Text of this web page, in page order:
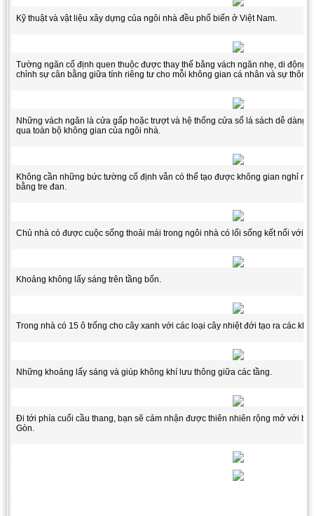
Kỹ thuật và vật liệu xây dựng của ngôi nhà đều phổ biến ở Việt Nam.
Tường ngăn cố định quen thuộc được thay thế bằng vách ngăn nhẹ, di động.
chỉnh sự cân bằng giữa tính riêng tư cho mỗi không gian cá nhân và sự
Những vách ngăn là cửa gấp hoặc trượt và hệ thống cửa sổ lá sách dễ dàng
qua toàn bộ không gian của ngôi nhà.
Không cần những bức tường cố định vẫn có thể tạo được không gian nghỉ
bằng tre đan.
Chủ nhà có được cuộc sống thoải mái trong ngôi nhà có lối sống kết nối với
Khoảng không lấy sáng trên tầng bốn.
Trong nhà có 15 ô trống cho cây xanh với các loại cây nhiệt đới tạo ra các
Những khoảng lấy sáng và giúp không khí lưu thông giữa các tầng.
Đi tới phía cuối cầu thang, bạn sẽ cảm nhận được thiên nhiên rộng mở với
Gòn.